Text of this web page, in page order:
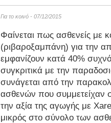
Για το κοινό - 07/12/2015
Φαίνεται πως ασθενείς με
(ριβαροξαμπάνη) για την
εμφανίζουν κατά 40%
συγκριτικά με την
συνάγεται από την
ασθενών που συμμετείχαν
την αξία της αγωγής με
μικρός στο σύνολο των